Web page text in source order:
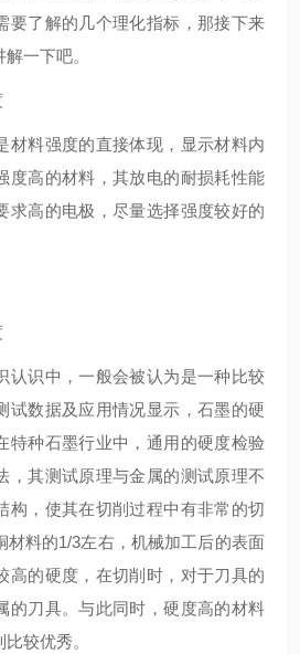
要了解的几个理化指标，那接下来
一下吧。
料强度的直接体现，显示材料内
度高的材料，其放电的耐损耗性能
求高的电极，尽量选择强度较好的
识中，一般会被认为是一种比较
试数据及应用情况显示，石墨的硬
特种石墨行业中，通用的硬度检验
，其测试原理与金属的测试原理不
构，使其在切削过程中有非常的切
材料的1/3左右，机械加工后的表面
高的硬度，在切削时，对于刀具的
的刀具。与此同时，硬度高的材料
较优秀。